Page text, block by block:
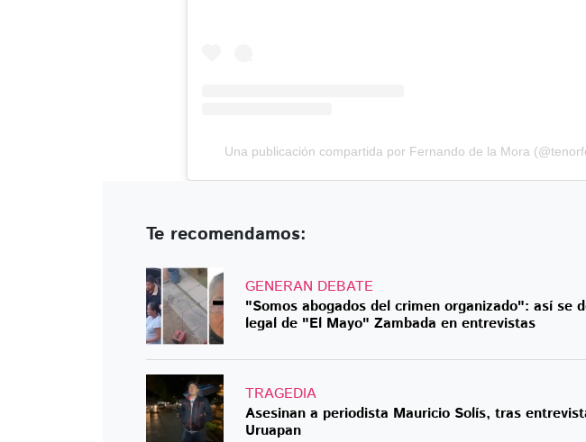
Una publicación compartida por Fernando de la Mora
Te recomendamos:
GENERAN DEBATE
"Somos abogados del crimen organizado": así se
legal de "El Mayo" Zambada en entrevistas
TRAGEDIA
Asesinan a periodista Mauricio Solís, tras
Uruapan